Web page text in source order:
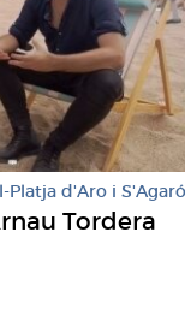
Platja d'Aro i S'Agaró
Tordera